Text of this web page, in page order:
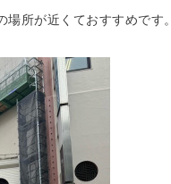
所が近くておすすめです。